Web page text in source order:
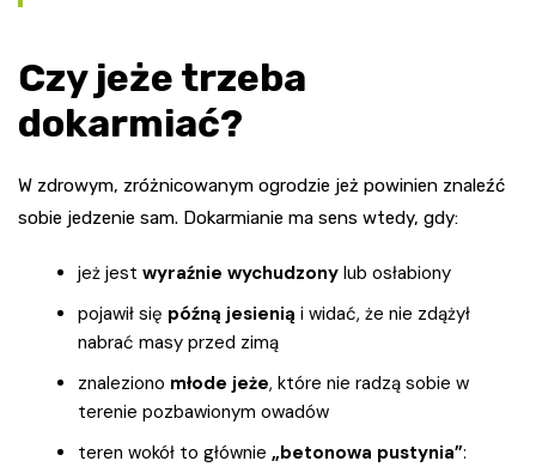
Czy jeże trzeba
dokarmiać?
W zdrowym, zróżnicowanym ogrodzie jeż powinien znaleźć
sobie jedzenie sam. Dokarmianie ma sens wtedy, gdy:
jeż jest wyraźnie wychudzony lub osłabiony
pojawił się późną jesienią i widać, że nie zdążył
nabrać masy przed zimą
znaleziono młode jeże, które nie radzą sobie w
terenie pozbawionym owadów
teren wokół to głównie „betonowa pustynia”: